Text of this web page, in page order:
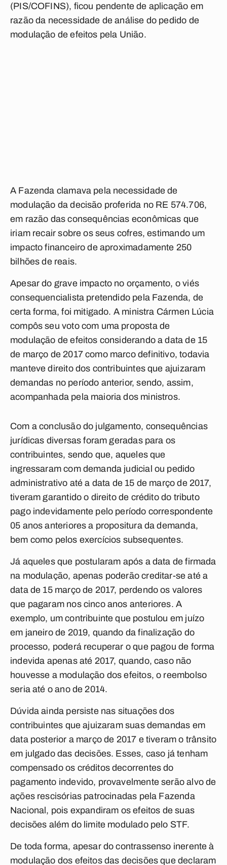
(PIS/COFINS), ficou pendente de aplicação em
razão da necessidade de análise do pedido de
modulação de efeitos pela União.
A Fazenda clamava pela necessidade de
modulação da decisão proferida no RE 574.706,
em razão das consequências econômicas que
iriam recair sobre os seus cofres, estimando um
impacto financeiro de aproximadamente 250
bilhões de reais.
Apesar do grave impacto no orçamento, o viés
consequencialista pretendido pela Fazenda, de
certa forma, foi mitigado. A ministra Cármen Lúcia
compôs seu voto com uma proposta de
modulação de efeitos considerando a data de 15
de março de 2017 como marco definitivo, todavia
manteve direito dos contribuintes que ajuizaram
demandas no período anterior, sendo, assim,
acompanhada pela maioria dos ministros.
Com a conclusão do julgamento, consequências
jurídicas diversas foram geradas para os
contribuintes, sendo que, aqueles que
ingressaram com demanda judicial ou pedido
administrativo até a data de 15 de março de 2017,
tiveram garantido o direito de crédito do tributo
pago indevidamente pelo período correspondente
05 anos anteriores a propositura da demanda,
bem como pelos exercícios subsequentes.
Já aqueles que postularam após a data de firmada
na modulação, apenas poderão creditar-se até a
data de 15 março de 2017, perdendo os valores
que pagaram nos cinco anos anteriores. A
exemplo, um contribuinte que postulou em juízo
em janeiro de 2019, quando da finalização do
processo, poderá recuperar o que pagou de forma
indevida apenas até 2017, quando, caso não
houvesse a modulação dos efeitos, o reembolso
seria até o ano de 2014.
Dúvida ainda persiste nas situações dos
contribuintes que ajuizaram suas demandas em
data posterior a março de 2017 e tiveram o trânsito
em julgado das decisões. Esses, caso já tenham
compensado os créditos decorrentes do
pagamento indevido, provavelmente serão alvo de
ações rescisórias patrocinadas pela Fazenda
Nacional, pois expandiram os efeitos de suas
decisões além do limite modulado pelo STF.
De toda forma, apesar do contrassenso inerente à
modulação dos efeitos das decisões que declaram